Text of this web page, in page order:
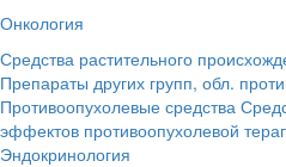
Онкология
Средства растительного
Препараты других групп, обл.
Противоопухолевые средства
эффектов противоопухолевой
Эндокринология